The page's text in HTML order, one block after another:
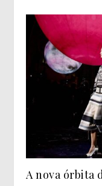
A nova órbita